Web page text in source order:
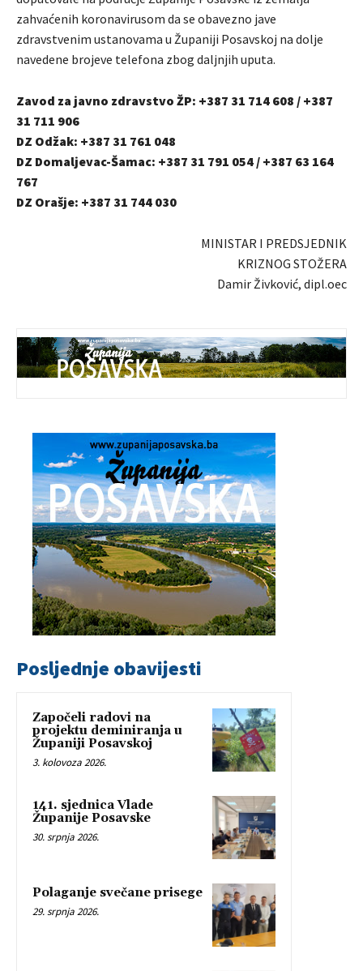
zahvaćenih koronavirusom da se obavezno jave
zdravstvenim ustanovama u Županiji Posavskoj na dolje
navedene brojeve telefona zbog daljnjih uputa.
Zavod za javno zdravstvo ŽP: +387 31 714 608 / +387
31 711 906
DZ Odžak: +387 31 761 048
DZ Domaljevac-Šamac: +387 31 791 054 / +387 63 164
767
DZ Orašje: +387 31 744 030
MINISTAR I PREDSJEDNIK
KRIZNOG STOŽERA
Damir Živković, dipl.oec
Posljednje obavijesti
Započeli radovi na
projektu deminiranja u
Županiji Posavskoj
3. kolovoza 2026.
141. sjednica Vlade
Županije Posavske
30. srpnja 2026.
Polaganje svečane prisege
29. srpnja 2026.